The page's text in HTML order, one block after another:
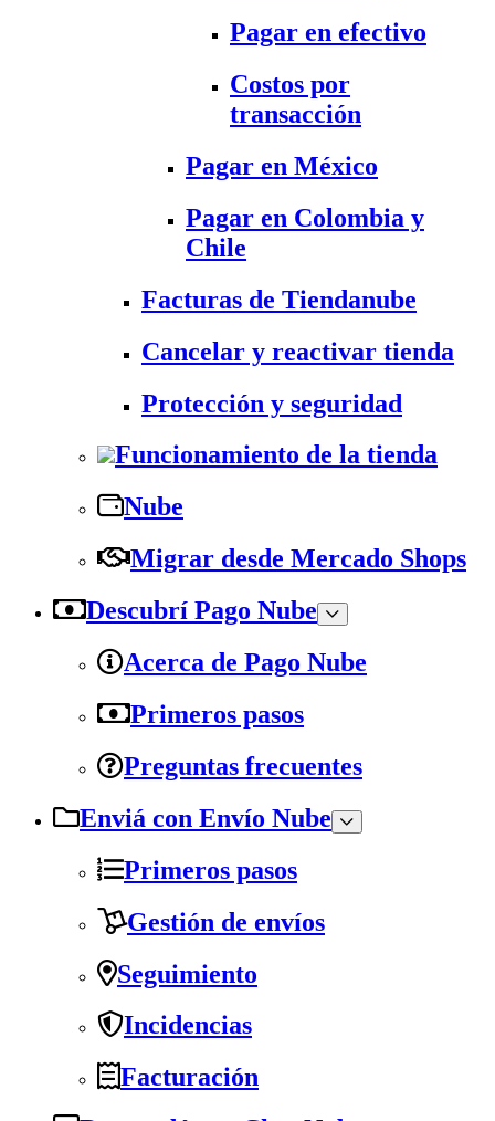
Pagar en efectivo
Costos por
transacción
Pagar en México
Pagar en Colombia y
Chile
Facturas de Tiendanube
Cancelar y reactivar tienda
Protección y seguridad
Funcionamiento de la tienda
Nube
Migrar desde Mercado Shops
Descubrí Pago Nube
Acerca de Pago Nube
Primeros pasos
Preguntas frecuentes
Enviá con Envío Nube
Primeros pasos
Gestión de envíos
Seguimiento
Incidencias
Facturación